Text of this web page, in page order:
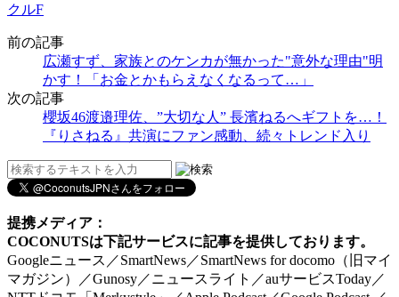
クルF
前の記事
広瀬すず、家族とのケンカが無かった"意外な理由"明
かす！「お金とかもらえなくなるって…」
次の記事
櫻坂46渡邉理佐、”大切な人” 長濱ねるへギフトを…！
『りさねる』共演にファン感動、続々トレンド入り
提携メディア：
COCONUTSは下記サービスに記事を提供しております。
Googleニュース／SmartNews／SmartNews for docomo（旧マイ
マガジン）／Gunosy／ニュースライト／auサービスToday／